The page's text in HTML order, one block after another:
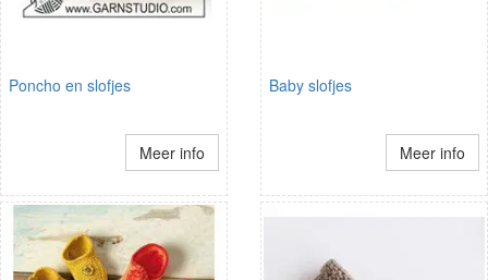
Poncho en slofjes
Meer info
Baby slofjes
Meer info